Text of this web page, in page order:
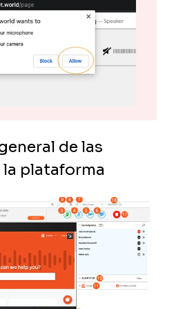
de las
plataforma